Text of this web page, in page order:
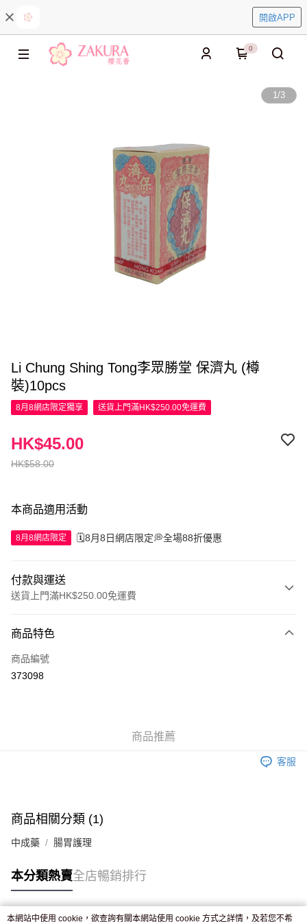
開啟APP
0
1/3
Li Chung Shing Tong李眾勝堂 保濟丸 (樽
裝)10pcs
8月8網店限定獨享 送貨上門滿HK$250.00免運費
HK$58.00
HK$45.00
本商品適用活動
8月8網店限定 🗓️8月8日網店限定💭全場88折優惠
付款與運送
送貨上門滿HK$250.00免運費
信用卡
Apple Pay
付款後門市自取，訂單確認後2-4個工作天到店，7天內取。逾期後
商品特色
商品編號
373098
商品推薦
客服
商品相關分類 (1)
中成藥 腸胃護理
本分類熱賣全店暢銷排行
本網站中使用 cookie，欲查詢有關本網站使用 cookie 方式之詳情，及若您不希